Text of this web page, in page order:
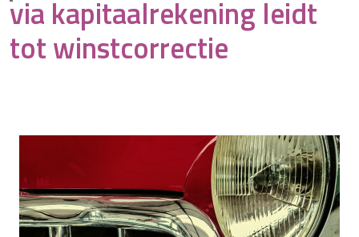
via kapitaalrekening leidt
tot winstcorrectie